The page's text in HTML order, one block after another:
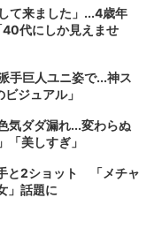
て来ました」...4歳年
代にしか見えませ
手巨人ユニ姿で...神ス
ジュアル」
気ダダ漏れ...変わらぬ
美しすぎ」
と2ショット 「メチャ
」話題に